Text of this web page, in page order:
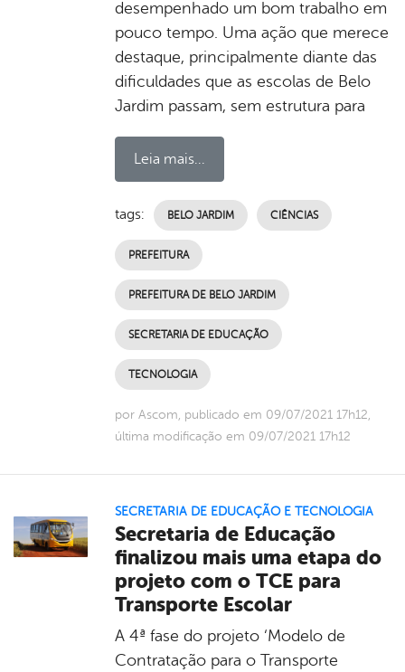
desempenhado um bom trabalho em
pouco tempo. Uma ação que merece
destaque, principalmente diante das
dificuldades que as escolas de Belo
Jardim passam, sem estrutura para
Leia mais...
tags: BELO JARDIM CIÊNCIAS
PREFEITURA
PREFEITURA DE BELO JARDIM
SECRETARIA DE EDUCAÇÃO
TECNOLOGIA
por Ascom, publicado em 09/07/2021 17h12,
última modificação em 09/07/2021 17h12
SECRETARIA DE EDUCAÇÃO E TECNOLOGIA
Secretaria de Educação
finalizou mais uma etapa do
projeto com o TCE para
Transporte Escolar
A 4ª fase do projeto ‘Modelo de
Contratação para o Transporte